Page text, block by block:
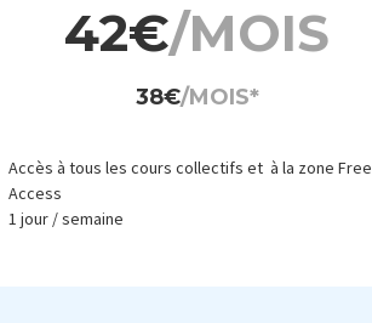
42€/MOIS
38€/MOIS*
Accès à tous les cours collectifs et à la zone Free
Access
1 jour / semaine